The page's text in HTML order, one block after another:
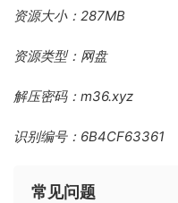
资源大小：287MB
资源类型：网盘
解压密码：m36.xyz
识别编号：6B4CF63361
常见问题